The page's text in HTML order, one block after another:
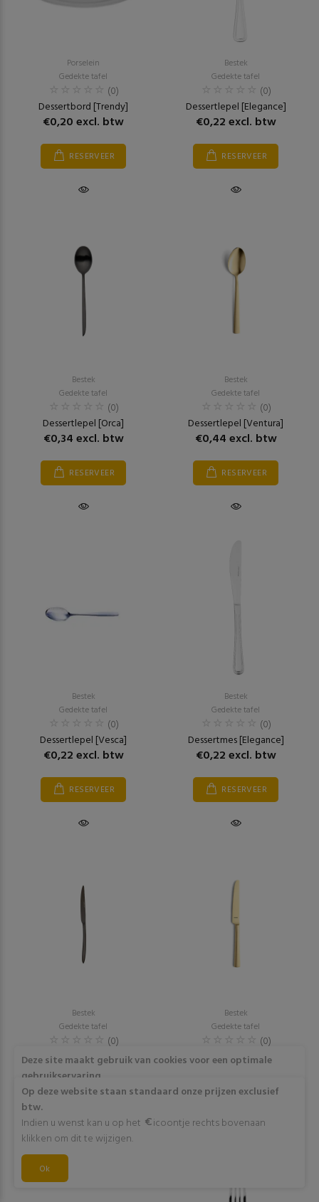
Porselein
Gedekte tafel
(0)
Dessertbord [Trendy]
€0,20 excl. btw
RESERVEER
Bestek
Gedekte tafel
(0)
Dessertlepel [Elegance]
€0,22 excl. btw
RESERVEER
Bestek
Gedekte tafel
(0)
Dessertlepel [Orca]
€0,34 excl. btw
RESERVEER
Bestek
Gedekte tafel
(0)
Dessertlepel [Ventura]
€0,44 excl. btw
RESERVEER
Bestek
Gedekte tafel
(0)
Dessertlepel [Vesca]
€0,22 excl. btw
RESERVEER
Bestek
Gedekte tafel
(0)
Dessertmes [Elegance]
€0,22 excl. btw
RESERVEER
Bestek
Gedekte tafel
(0)
Dessertmes [Orca]
€0,34 excl. btw
Bestek
Gedekte tafel
(0)
Dessertmes [Ventura]
Deze site maakt gebruik van cookies voor een optimale
gebruikservaring
Door op "Akkoord" te klikken of verder gebruik te maken
van deze website gaat stemt u in met het gebruik van deze
cookies. Wens je meer info omtrent deze cookies? Klik dan
op "Meer info".
Akkoord
Op deze website staan standaard onze prijzen exclusief
btw.
Indien u wenst kan u op het
icoontje rechts bovenaan
klikken om dit te wijzigen.
Ok